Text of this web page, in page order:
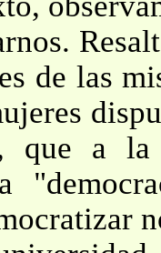
de las
que a